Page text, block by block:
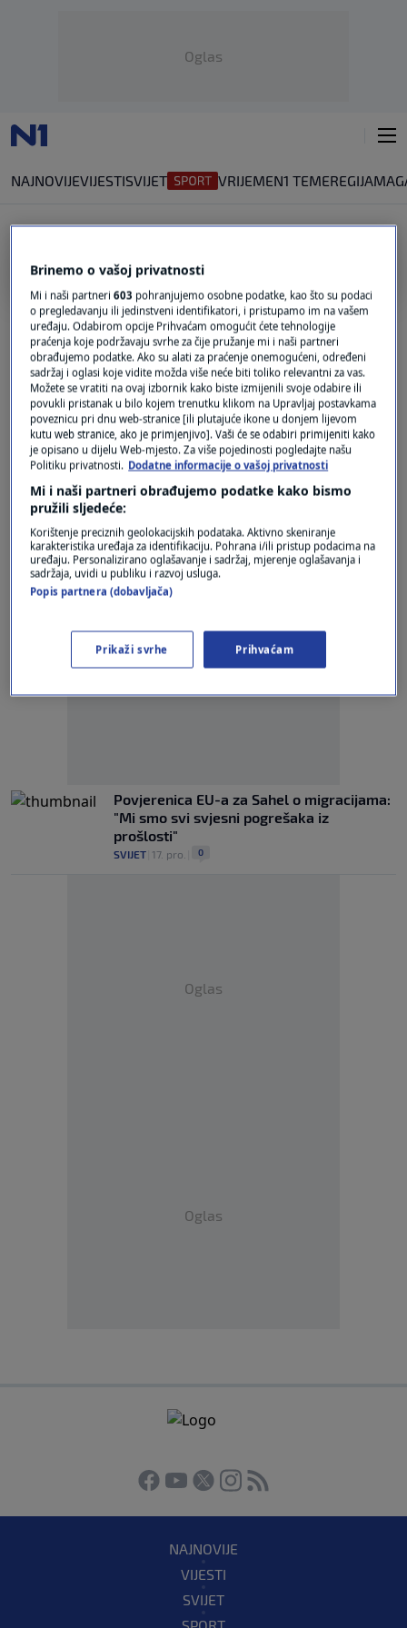
Oglas
NAJNOVIJEVIJESTISVIJET VRIJEMEN1 TEMEREGIJA
SAHEL
U SAHELU POGINULI DESECI LJUDI
Papa Lav osudio nedavne terorističke
napade: "Molim za žrtve i izražavam
solidarnost sa svima koji pate"
SVIJET| 10. svi.| 1
Europa bira: Povjerenica EU-a o odnosima
EU-a i Sahela
EUROPA BIRA |19. velj.| 0
Nisu samo Ukrajina i Bliski istok: Ovo je 10
sukoba na koje treba pripaziti ove godine
SVIJET|4. sij.| 0
Oglas
Povjerenica EU-a za Sahel o migracijama:
"Mi smo svi svjesni pogrešaka iz
prošlosti"
SVIJET 17. pro. 0
Oglas
Oglas
NAJNOVIJE
VIJESTI
SVIJET
Brinemo o vašoj privatnosti
Mi i naši partneri603 pohranjujemo osobne podatke, kao što su podaci
o pregledavanju ili jedinstveni identifikatori, i pristupamo im na vašem
uređaju. Odabirom opcije Prihvaćam omogućit ćete tehnologije
praćenja koje podržavaju svrhe za čije pružanje mi i naši partneri
obrađujemo podatke. Ako su alati za praćenje onemogućeni, određeni
sadržaj i oglasi koje vidite možda više neće biti toliko relevantni za vas.
Možete se vratiti na ovaj izbornik kako biste izmijenili svoje odabire ili
povukli pristanak u bilo kojem trenutku klikom na Upravljaj postavkama
poveznicu pri dnu web-stranice [ili plutajuće ikone u donjem lijevom
kutu web stranice, ako je primjenjivo]. Vaši će se odabiri primijeniti kako
je opisano u dijelu Web-mjesto. Za više pojedinosti pogledajte našu
Politiku privatnosti. Dodatne informacije o vašoj privatnosti
Mi i naši partneri obrađujemo podatke kako bismo
pružili sljedeće:
Korištenje preciznih geolokacijskih podataka. Aktivno skeniranje
karakteristika uređaja za identifikaciju. Pohrana i/ili pristup podacima na
uređaju. Personalizirano oglašavanje i sadržaj, mjerenje oglašavanja i
sadržaja, uvidi u publiku i razvoj usluga.
Popis partnera (dobavljača)
Prikaži svrhe Prihvaćam